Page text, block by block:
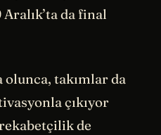
da final
takımlar da
çıkıyor
de